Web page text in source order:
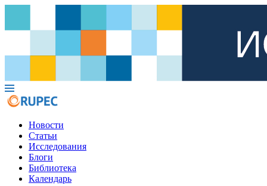
Новости
Статьи
Исследования
Блоги
Библиотека
Календарь